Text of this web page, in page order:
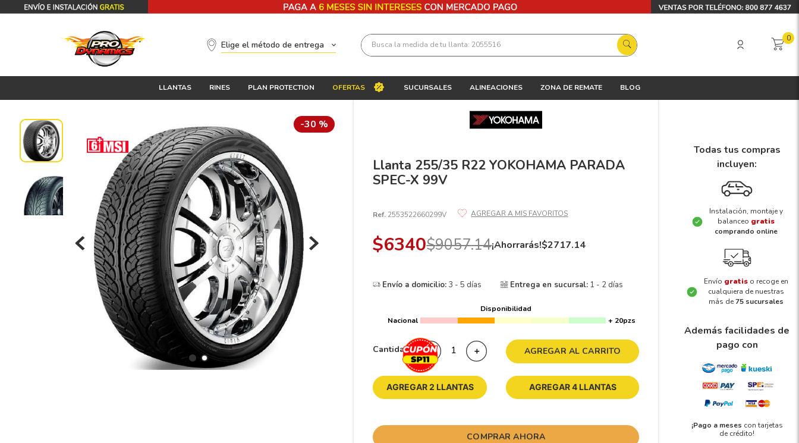
Elige el método de entrega Busca la medida de tu llanta: 2055516 0
LLANTAS RINES PLAN PROTECTION OFERTAS SUCURSALES ALINEACIONES ZONA DE REMATE BLOG
-30 %
Llanta 255/35 R22 YOKOHAMA PARADA
SPEC-X 99V
Ref. 2553522660299V
$6340$9057.14¡Ahorrarás!$2717.14
Envío a domicilio:3 - 5 días Entrega en sucursal: 1 - 2 días
Disponibilidad
Nacional
+ 20pzs
Cantidad ＋
－ AGREGAR AL CARRITO
AGREGAR 2 LLANTAS AGREGAR 4 LLANTAS
COMPRAR AHORA
Todas tus compras
incluyen:
Instalación, montaje y
balanceo gratis
comprando online
Envío gratis o recoge en
cualquiera de nuestras
más de75 sucursales
Además facilidades de
pago con
¡Pago a meses con tarjetas
de crédito!
Términos más buscados
195 65 15